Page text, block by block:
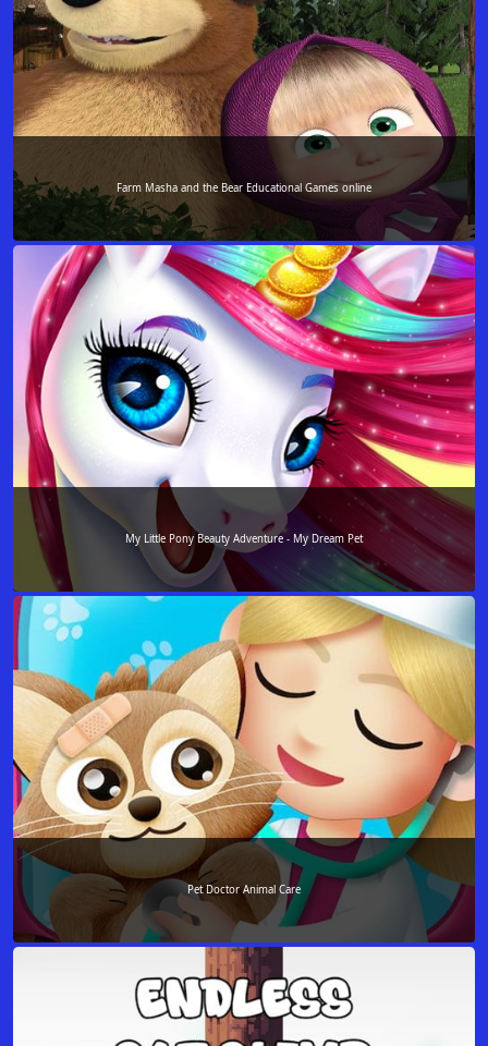
Farm Masha and the Bear Educational Games online
My Little Pony Beauty Adventure - My Dream Pet
Pet Doctor Animal Care